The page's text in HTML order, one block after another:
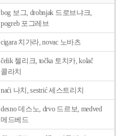
bog 보그, drobnjak 드로브냐크,
pogreb 포그레브
cigara 치가라, novac 노바츠
čelik 첼리크, točka 토치카, kolač
콜라치
naći 나치, sestrić 세스트리치
desno 데스노, drvo 드르보, medved
메드베드